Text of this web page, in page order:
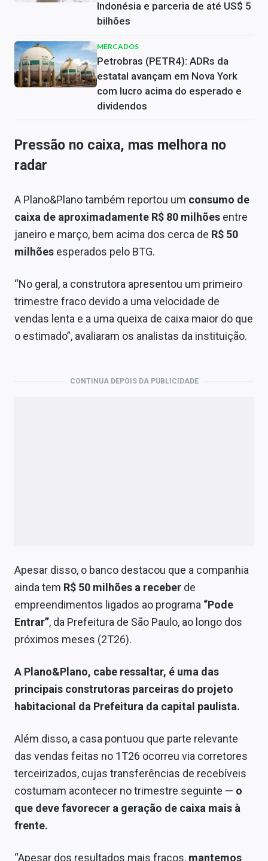
Indonésia e parceria de até US$ 5
bilhões
MERCADOS
Petrobras (PETR4): ADRs da
estatal avançam em Nova York
com lucro acima do esperado e
dividendos
Pressão no caixa, mas melhora no
radar
A Plano&Plano também reportou um consumo de
caixa de aproximadamente R$ 80 milhões entre
janeiro e março, bem acima dos cerca de R$ 50
milhões esperados pelo BTG.
“No geral, a construtora apresentou um primeiro
trimestre fraco devido a uma velocidade de
vendas lenta e a uma queixa de caixa maior do que
o estimado”, avaliaram os analistas da instituição.
CONTINUA DEPOIS DA PUBLICIDADE
Apesar disso, o banco destacou que a companhia
ainda tem R$ 50 milhões a receber de
empreendimentos ligados ao programa “Pode
Entrar”, da Prefeitura de São Paulo, ao longo dos
próximos meses (2T26).
A Plano&Plano, cabe ressaltar, é uma das
principais construtoras parceiras do projeto
habitacional da Prefeitura da capital paulista.
Além disso, a casa pontuou que parte relevante
das vendas feitas no 1T26 ocorreu via corretores
terceirizados, cujas transferências de recebíveis
costumam acontecer no trimestre seguinte — o
que deve favorecer a geração de caixa mais à
frente.
“Apesar dos resultados mais fracos, mantemos